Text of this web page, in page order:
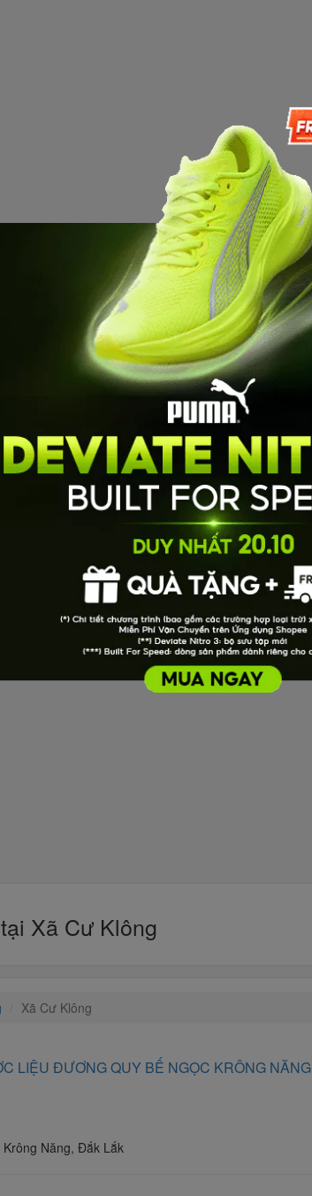
Xã Cư Klông
Xã Cư Klông
LIỆU ĐƯƠNG QUY BẾ NGỌC KRÔNG NĂNG
Năng, Đắk Lắk